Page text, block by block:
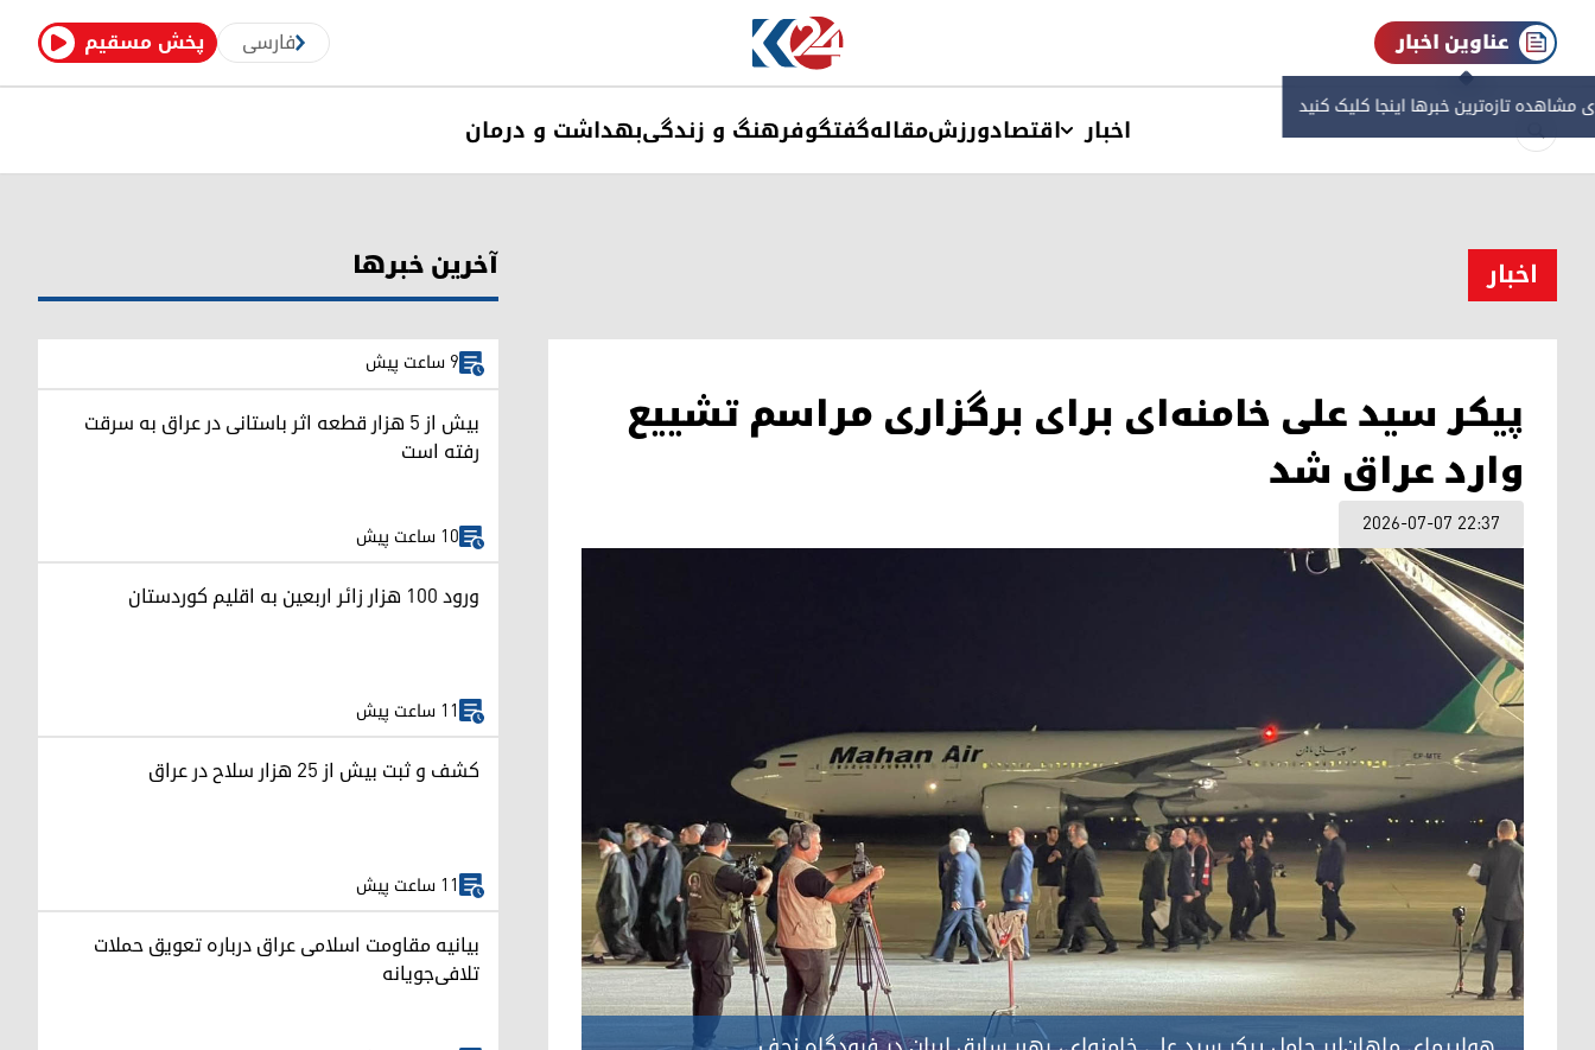
پخش مسقیم فارسی عناوین اخبار
مشاهده‌ تازه‌ترین خبرها اینجا کلیک کنید
اخبار اقتصادورزشمقالهگفتگوفرهنگ و زندگیبهداشت و درمان
اخبار
پیکر سید علی خامنه‌ای برای برگزاری مراسم تشییع
وارد عراق شد
2026-07-07 22:37
آخرین خبرها
9 ساعت پیش
بیش از ۵ هزار قطعه اثر باستانی در عراق به سرقت
رفته است
10 ساعت پیش
ورود ۱۰۰ هزار زائر اربعین به اقلیم کوردستان
11 ساعت پیش
کشف و ثبت بیش از ۲۵ هزار سلاح در عراق
11 ساعت پیش
بیانیه مقاومت اسلامی عراق درباره تعویق حملات
تلافی‌جویانه